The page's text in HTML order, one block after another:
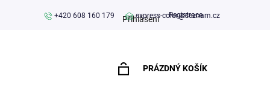
Přihlášení Registrace
+420 608 160 179 express-color@seznam.cz
PRÁZDNÝ KOŠÍK